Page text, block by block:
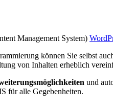
Management System)
können Sie selbst
von Inhalten erheblich
und
für alle Gegebenheiten.